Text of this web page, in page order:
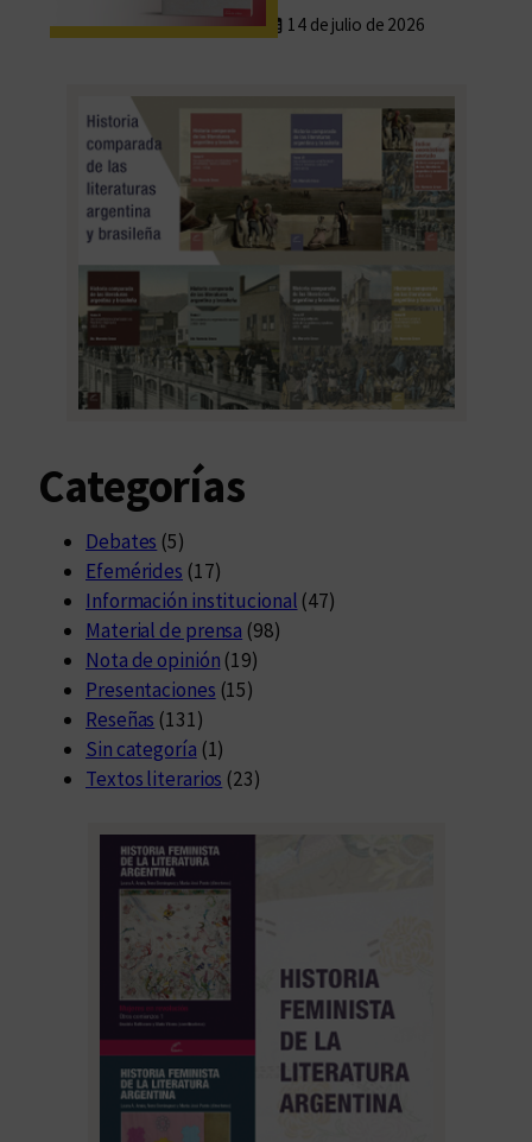
14 de julio de 2026
Categorías
Debates (5)
Efemérides (17)
Información institucional (47)
Material de prensa (98)
Nota de opinión (19)
Presentaciones (15)
Reseñas (131)
Sin categoría (1)
Textos literarios (23)